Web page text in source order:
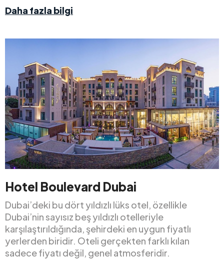
Daha fazla bilgi
Hotel Boulevard Dubai
Dubai’deki bu dört yıldızlı lüks otel, özellikle
Dubai’nin sayısız beş yıldızlı otelleriyle
karşılaştırıldığında, şehirdeki en uygun fiyatlı
yerlerden biridir. Oteli gerçekten farklı kılan
sadece fiyatı değil, genel atmosferidir.